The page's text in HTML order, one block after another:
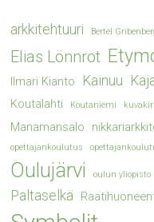
arkkitehtuuri Bertel
Elias Lönnrot
Ilmari Kianto
Kainuu
Koutalahti Koutaniemi
Manamansalo
opettajankoulutus
Oulujärvi oulun yliopisto
Paltaselkä